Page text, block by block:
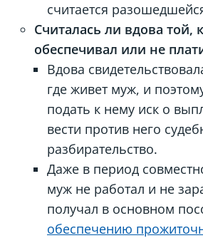
считается
Считалась ли вдова той,
обеспечивал или не
Вдова
где живет муж, и
подать к нему иск о
вести против него
разбирательство.
Даже в период
муж не работал и не
получал в основном
обеспечению